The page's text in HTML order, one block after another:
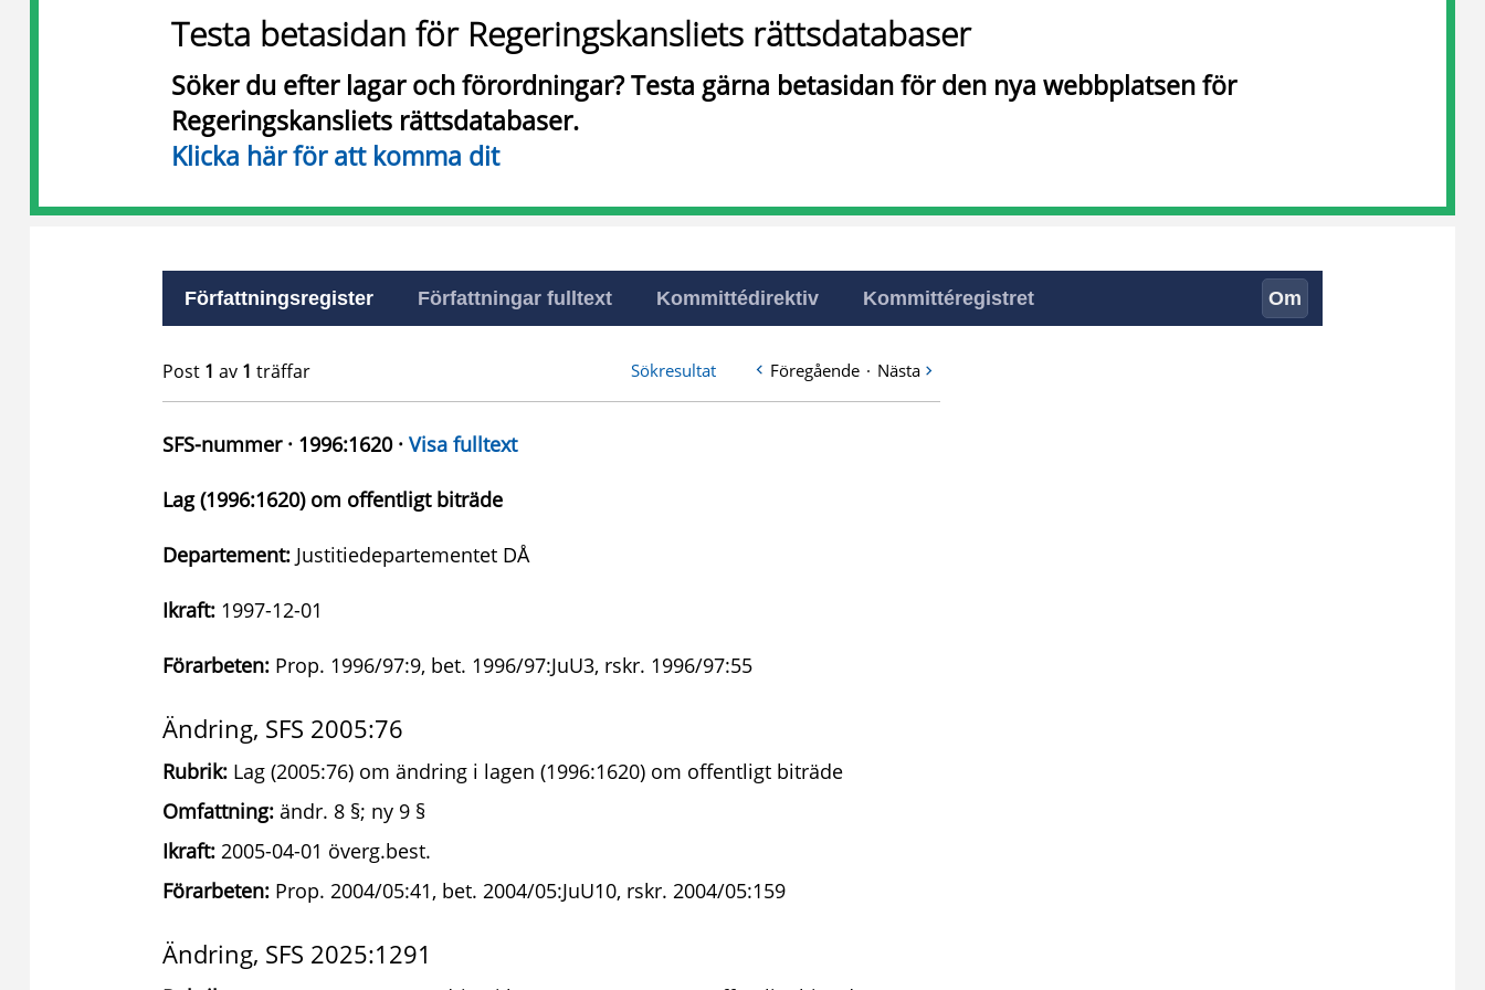
Testa betasidan för Regeringskansliets rättsdatabaser
Söker du efter lagar och förordningar? Testa gärna betasidan för den nya webbplatsen för
Regeringskansliets rättsdatabaser.
Klicka här för att komma dit
Författningsregister Författningar fulltext Kommittédirektiv Kommittéregistret Om
Post 1 av 1 träffar Sökresultat Föregående · Nästa
SFS-nummer · 1996:1620 · Visa fulltext
Lag (1996:1620) om offentligt biträde
Departement: Justitiedepartementet DÅ
Ikraft: 1997-12-01
Förarbeten: Prop. 1996/97:9, bet. 1996/97:JuU3, rskr. 1996/97:55
Ändring, SFS 2005:76
Rubrik: Lag (2005:76) om ändring i lagen (1996:1620) om offentligt biträde
Omfattning: ändr. 8 §; ny 9 §
Ikraft: 2005-04-01 överg.best.
Förarbeten: Prop. 2004/05:41, bet. 2004/05:JuU10, rskr. 2004/05:159
Ändring, SFS 2025:1291